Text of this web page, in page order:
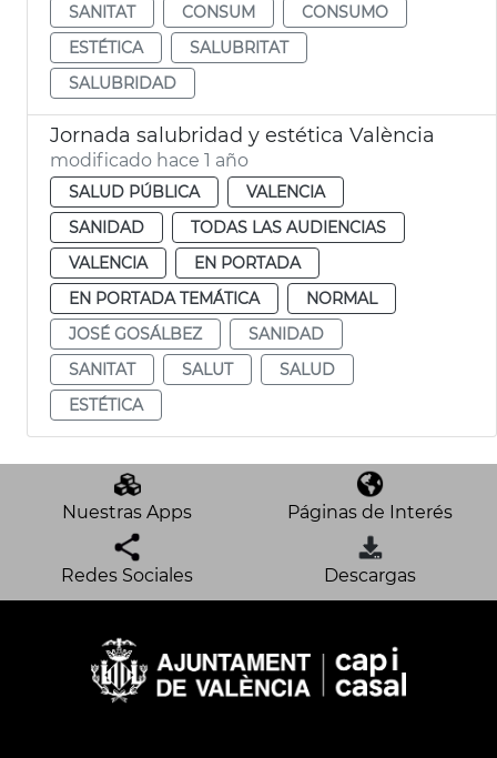
SANITAT
CONSUM
CONSUMO
ESTÉTICA
SALUBRITAT
SALUBRIDAD
Jornada salubridad y estética València
modificado hace 1 año
SALUD PÚBLICA
VALENCIA
SANIDAD
TODAS LAS AUDIENCIAS
VALENCIA
EN PORTADA
EN PORTADA TEMÁTICA
NORMAL
JOSÉ GOSÁLBEZ
SANIDAD
SANITAT
SALUT
SALUD
ESTÉTICA
Nuestras Apps Páginas de Interés
Redes Sociales Descargas